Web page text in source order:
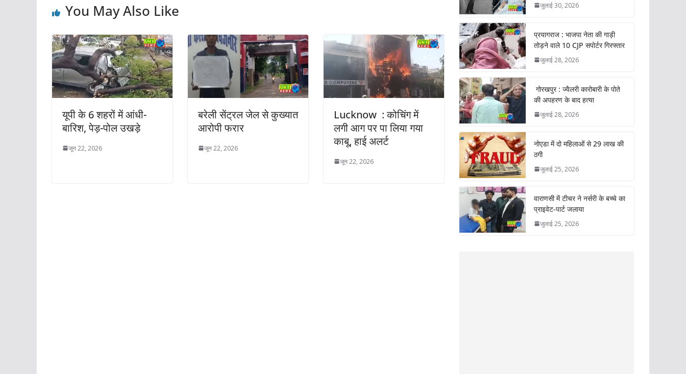
You May Also Like
यूपी के 6 शहरों में आंधी-
बारिश, पेड़-पोल उखड़े
जून 22, 2026
बरेली सेंट्रल जेल से कुख्यात
आरोपी फरार
जून 22, 2026
Lucknow : कोचिंग में
लगी आग पर पा लिया गया
काबू, हाई अलर्ट
जून 22, 2026
जुलाई 30, 2026
प्रयागराज : भाजपा नेता की गाड़ी
तोड़ने वाले 10 CJP सपोर्टर गिरफ्तार
जुलाई 28, 2026
गोरखपुर : ज्वैलरी कारोबारी के पोते
की अपहरण के बाद हत्या
जुलाई 28, 2026
नोएडा में दो महिलाओं से 29 लाख की
ठगी
जुलाई 25, 2026
वाराणसी में टीचर ने नर्सरी के बच्चे का
प्राइवेट-पार्ट जलाया
जुलाई 25, 2026